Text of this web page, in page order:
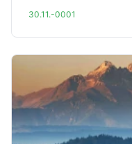
30.11.-0001